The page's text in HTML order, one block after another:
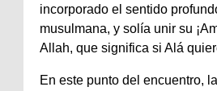
incorporado el sentido
musulmana, y solía unir su
Allah, que significa si Alá
En este punto del encuentro,